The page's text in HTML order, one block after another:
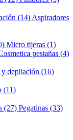
(14) Aspiradores
Micro tijeras (1)
pestañas (4)
depilación (16)
(11)
(27) Pegatinas (33)